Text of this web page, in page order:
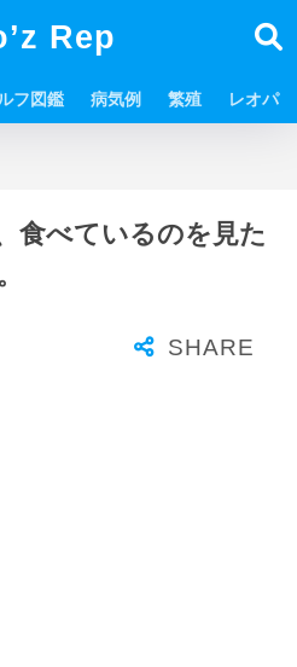
Rep
フ図鑑 病気例 繁殖 レオパ
食べているのを見た